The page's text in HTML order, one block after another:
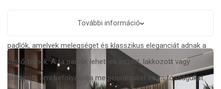
padlók, amelyek melegséget és klasszikus eleganciát adnak a
belső térnek. A fa padlók lehetnek edzett, lakkozott vagy
olajozott, ami befolyásolja megjelenésüket és tartósságukat.
További információ